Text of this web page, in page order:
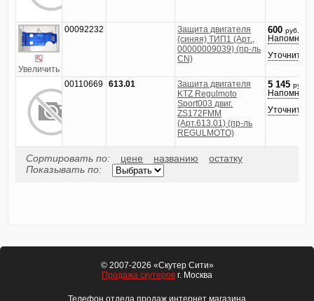
Увеличить
00092232
Защита двигателя
(синяя) ТИП1 (Арт.,
00000009039) (пр-ль
CN)
600 руб.
Напомнить
Уточнить
00110669 613.01
Защита двигателя
KTZ Regulmoto
Sport003 двиг.
ZS172FMM
(Арт.613.01) (пр-ль
REGULMOTO)
5 145 руб.
Напомнить
Уточнить
Сортировать по: цене названию
остатку
Показывать по:
© 2007-2026 «Скутер Сити»
Продажа скутеров г. Москва
Телефон отдела продаж интернет магазина